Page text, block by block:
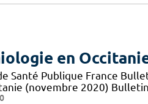
en
Santé Publique France
(novembre 2020)